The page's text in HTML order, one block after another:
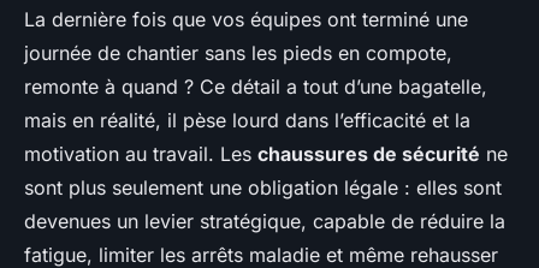
Top 5 modèles de chaussures
de sécurité Helly Hansen à
découvrir
Meissa•19/05/2026 17:01•10 min de lecture
La dernière fois que vos équipes ont terminé une
journée de chantier sans les pieds en compote,
remonte à quand ? Ce détail a tout d’une bagatelle,
mais en réalité, il pèse lourd dans l’efficacité et la
motivation au travail. Les chaussures de sécurité ne
sont plus seulement une obligation légale : elles sont
devenues un levier stratégique, capable de réduire la
fatigue, limiter les arrêts maladie et même rehausser